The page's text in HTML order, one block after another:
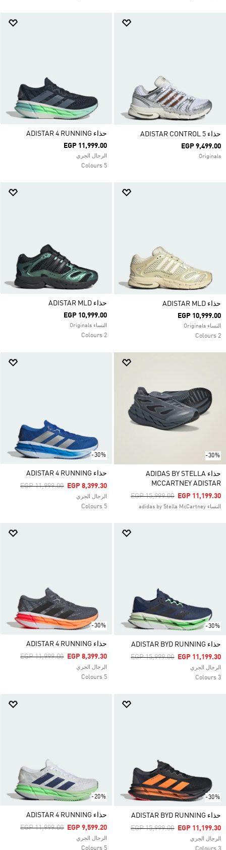
حذاء ADISTAR CONTROL 5
EGP 9,499.00
Originals
حذاء ADISTAR 4 RUNNING
EGP 11,999.00
الرجال الجري
5 Colours
حذاء ADISTAR MLD
EGP 10,999.00
النساء Originals
2 Colours
حذاء ADISTAR MLD
EGP 10,999.00
النساء Originals
2 Colours
-30%
حذاء ADIDAS BY STELLA
MCCARTNEY ADISTAR
Price Reduced From
EGP 15,999.00ToEGP 11,199.30
النساء adidas by Stella McCartney
-30%
حذاء ADISTAR 4 RUNNING
Price Reduced From
EGP 11,999.00ToEGP 8,399.30
الرجال الجري
5 Colours
-30%
حذاء ADISTAR BYD RUNNING
Price Reduced From
EGP 15,999.00ToEGP 11,199.30
الرجال الجري
3 Colours
-30%
حذاء ADISTAR 4 RUNNING
Price Reduced From
EGP 11,999.00ToEGP 8,399.30
الرجال الجري
5 Colours
-30%
حذاء ADISTAR BYD RUNNING
Price Reduced From
EGP 15,999.00ToEGP 11,199.30
الرجال الجري
-20%
حذاء ADISTAR 4 RUNNING
Price Reduced From
EGP 11,999.00ToEGP 9,599.20
الرجال الجري
5 Colours